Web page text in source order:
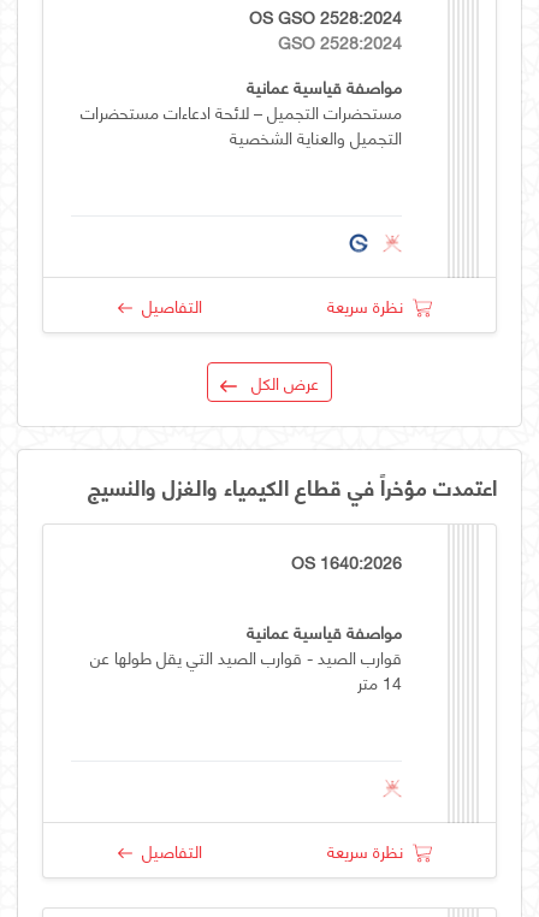
OS GSO 2528:2024
GSO 2528:2024
مواصفة قياسية عمانية
مستحضرات التجميل – لائحة ادعاءات مستحضرات
التجميل والعناية الشخصية
نظرة سريعة التفاصيل
عرض الكل
اعتمدت مؤخراً في قطاع الكيمياء والغزل والنسيج
OS 1640:2026
مواصفة قياسية عمانية
قوارب الصيد - قوارب الصيد التي يقل طولها عن
14 متر
نظرة سريعة التفاصيل